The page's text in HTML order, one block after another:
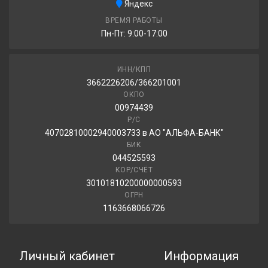
13 960.00 ₽
Ikon Tyres Hakkapeliitta C3 215/65R16C 109/107R
15 520.00 ₽
Яндекс
ВРЕМЯ РАБОТЫ
Пн-Пт: 9:00-17:00
ИНН/КПП
3662226206/366201001
ОКПО
00974439
Р/С
40702810002940003733 в АО "АЛЬФА-БАНК"
БИК
044525593
КОР/СЧЁТ
30101810200000000593
ОГРН
1163668066726
Личный кабинет Информация